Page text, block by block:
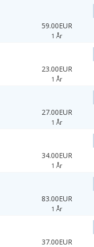
59.00EUR
1 År
23.00EUR
1 År
27.00EUR
1 År
34.00EUR
1 År
83.00EUR
1 År
37.00EUR